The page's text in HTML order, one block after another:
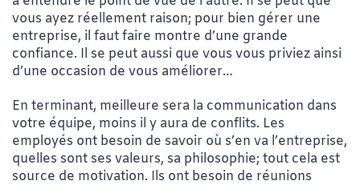
vous ayez réellement raison; pour bien gérer une
entreprise, il faut faire montre d’une grande
confiance. Il se peut aussi que vous vous priviez ainsi
d’une occasion de vous améliorer…
En terminant, meilleure sera la communication dans
votre équipe, moins il y aura de conflits. Les
employés ont besoin de savoir où s’en va l’entreprise,
quelles sont ses valeurs, sa philosophie; tout cela est
source de motivation. Ils ont besoin de réunions